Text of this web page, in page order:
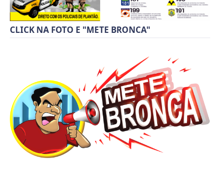
CLICK NA FOTO E "METE BRONCA"